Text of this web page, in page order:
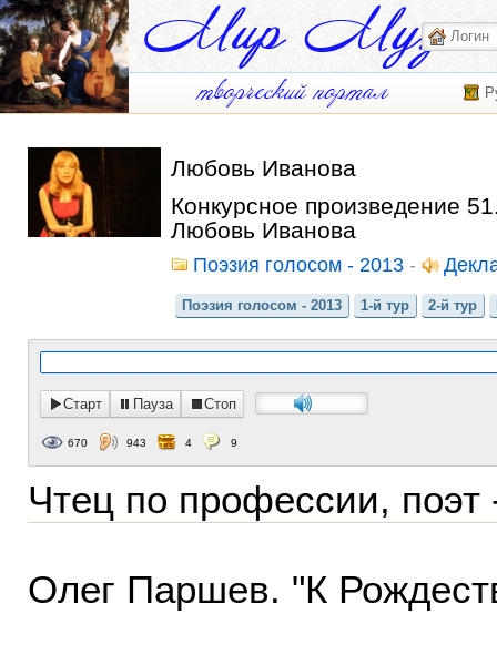
Любовь Иванова
Конкурсное произведение
Любовь Иванова
Поэзия голосом - 2013 -
Поэзия голосом - 2013 1-й тур 2-й тур
Старт Пауза Стоп
670 943 4 9
Чтец по профессии,
Олег Паршев. "К